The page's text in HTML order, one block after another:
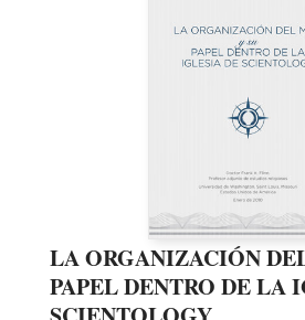
LA ORGANIZACIÓN
PAPEL DENTRO DE LA